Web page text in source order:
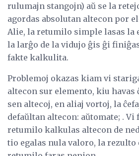
rulumajn stangojn) aŭ se la
agordas absolutan altecon por
Alie, la retumilo simple lasas la
la larĝo de la vidujo ĝis ĝi
fakte kalkulita.
Problemoj okazas kiam vi
altecon sur elemento, kiu havas
sen altecoj, en aliaj vortoj, la
defaŭltan altecon: aŭtomate; . Vi
retumilo kalkulas altecon de
tio egalas nula valoro, la rezulto